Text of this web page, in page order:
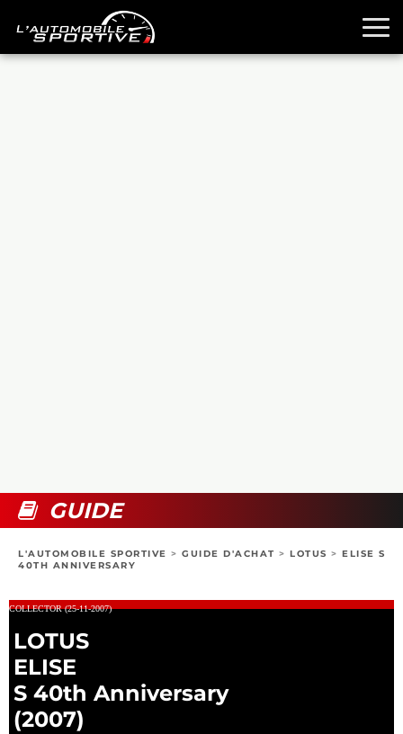
BOUTIQUE
GUIDE
L'AUTOMOBILE SPORTIVE > GUIDE D'ACHAT > LOTUS > ELISE S
40TH ANNIVERSARY
COLLECTOR (25-11-2007)
LOTUS
ELISE
S 40th Anniversary
(2007)